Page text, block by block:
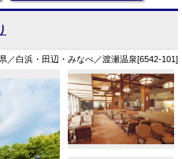
／白浜・田辺・みなべ／渡瀬温泉[6542-101]